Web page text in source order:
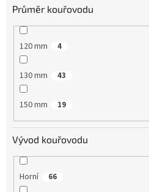
Průměr kouřovodu
120 mm 4
130 mm 43
150 mm 19
Vývod kouřovodu
Horní 66